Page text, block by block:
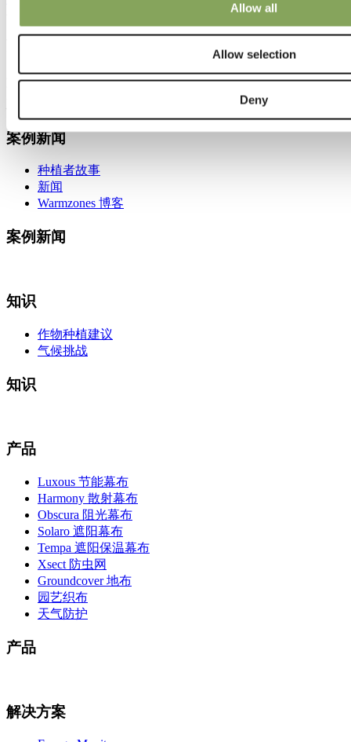
Allow all
Allow selection
Deny
温室气候解决方案
通过全球布局和本地化服务，为人类和植物创造更
案例新闻
种植者故事
新闻
Warmzones 博客
案例新闻
知识
作物种植建议
气候挑战
知识
产品
Luxous 节能幕布
Harmony 散射幕布
Obscura 阻光幕布
Solaro 遮阳幕布
Tempa 遮阳保温幕布
Xsect 防虫网
Groundcover 地布
园艺织布
天气防护
产品
解决方案